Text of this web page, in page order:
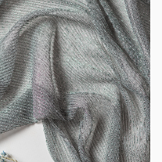
оптовый склад
Мария
Александра